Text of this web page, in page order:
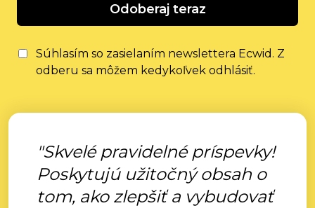
Odoberaj teraz
Súhlasím so zasielaním newslettera Ecwid. Z
odberu sa môžem kedykoľvek odhlásiť.
"Skvelé pravidelné príspevky!
Poskytujú užitočný obsah o
tom, ako zlepšiť a vybudovať